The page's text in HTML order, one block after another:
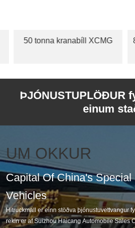
50 tonna kranabíll XCMG
ÞJÓNUSTUPLÖÐUR
einum
UM OKKUR
Capital Of China's Special
Vehicles
Hitruckmall er einn stöðva þjónustuvettvangur
rekin er af Suizhou Haicang Automobile Sales